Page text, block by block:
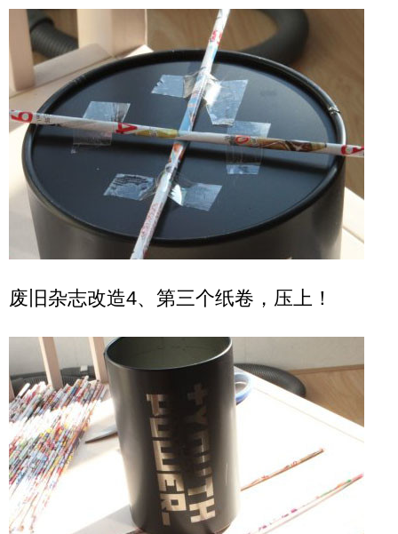
废旧杂志改造4、第三个纸卷，压上！